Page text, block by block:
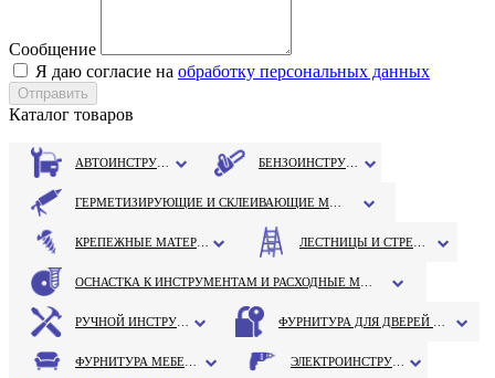
Сообщение
Я даю согласие на обработку персональных данных
Каталог товаров